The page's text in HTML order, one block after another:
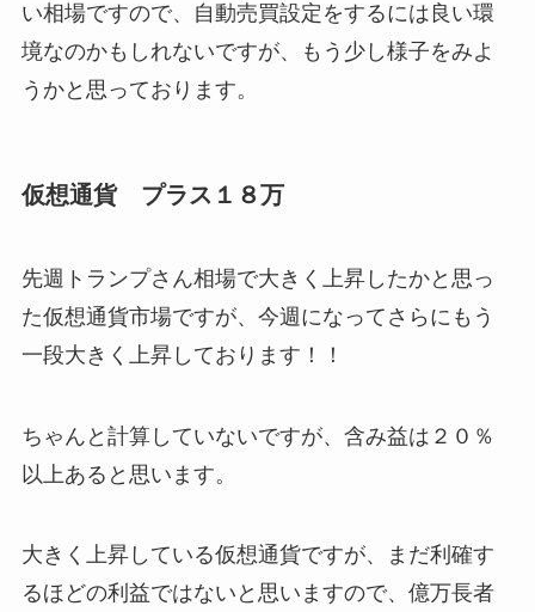
い相場ですので、自動売買設定をするには良い環
境なのかもしれないですが、もう少し様子をみよ
うかと思っております。
仮想通貨 プラス１８万
先週トランプさん相場で大きく上昇したかと思っ
た仮想通貨市場ですが、今週になってさらにもう
一段大きく上昇しております！！
ちゃんと計算していないですが、含み益は２０％
以上あると思います。
大きく上昇している仮想通貨ですが、まだ利確す
るほどの利益ではないと思いますので、億万長者